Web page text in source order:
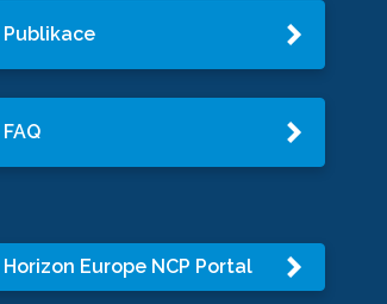
Publikace
FAQ
Horizon Europe NCP Portal